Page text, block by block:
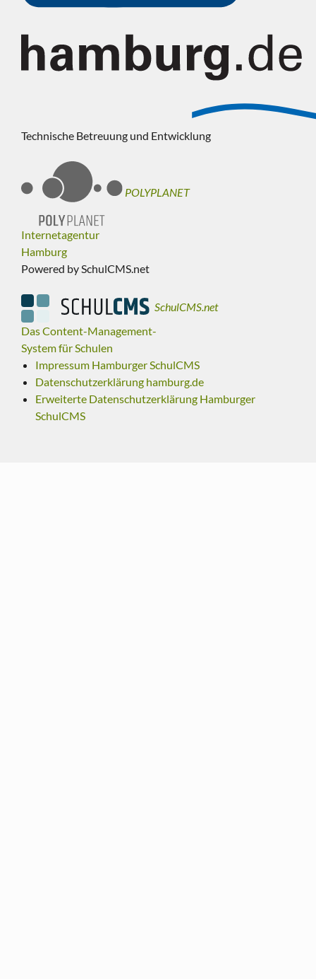
Technische Betreuung und Entwicklung
POLYPLANET
Internetagentur
Hamburg
Powered by SchulCMS.net
SchulCMS.net
Das Content-Management-
System für Schulen
Impressum Hamburger SchulCMS
Datenschutzerklärung hamburg.de
Erweiterte Datenschutzerklärung Hamburger
SchulCMS